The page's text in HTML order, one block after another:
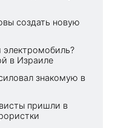
создать новую
электромобиль?
в Израиле
знакомую в
пришли в